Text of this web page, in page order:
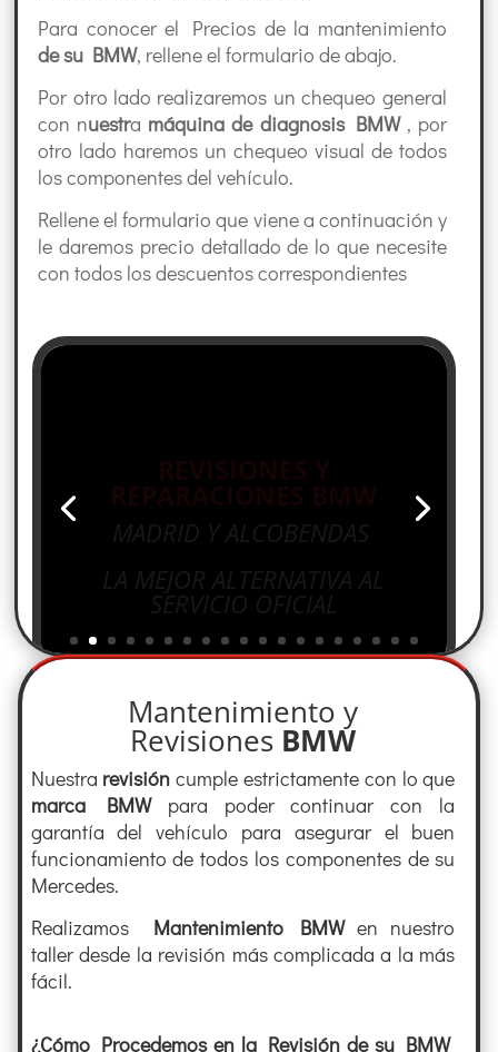
Para conocer el Precios de la mantenimiento
de su BMW, rellene el formulario de abajo.
Por otro lado realizaremos un chequeo general
con nuestra máquina de diagnosis BMW , por
otro lado haremos un chequeo visual de todos
los componentes del vehículo.
Rellene el formulario que viene a continuación y
le daremos precio detallado de lo que necesite
con todos los descuentos correspondientes
Mantenimiento y
Revisiones BMW
Nuestra revisión cumple estrictamente con lo que
marca BMWpara poder continuar con la
garantía del vehículo para asegurar el buen
funcionamiento de todos los componentes de su
Mercedes.
Realizamos Mantenimiento BMWen nuestro
taller desde la revisión más complicada a la más
fácil.
¿Cómo Procedemos en la Revisión de su BMW